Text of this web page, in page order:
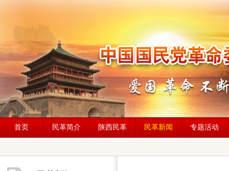
首页 民革简介 陕西民革 民革新闻 专题活动